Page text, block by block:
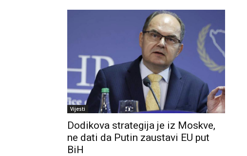
Vijesti
Dodikova strategija je iz Moskve,
ne dati da Putin zaustavi EU put
BiH